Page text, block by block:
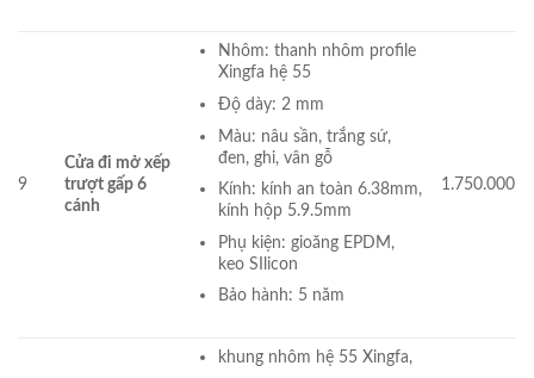
9
Cửa đi mở xếp
trượt gấp 6
cánh
Nhôm: thanh nhôm profile
Xingfa hệ 55
Độ dày: 2 mm
Màu: nâu sần, trắng sứ,
đen, ghi, vân gỗ
Kính: kính an toàn 6.38mm,
kính hộp 5.9.5mm
Phụ kiện: gioăng EPDM,
keo SIlicon
Bảo hành: 5 năm
1.750.000
khung nhôm hệ 55 Xingfa,